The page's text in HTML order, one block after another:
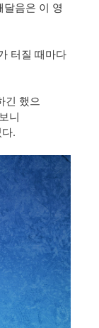
음은 이 영
터질 때마다
긴 했으
니
.